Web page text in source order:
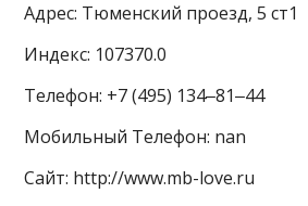
Адрес: Тюменский проезд, 5 ст1
Индекс: 107370.0
Телефон: +7 (495) 134‒81‒44
Мобильный Телефон: nan
Сайт: http://www.mb-love.ru